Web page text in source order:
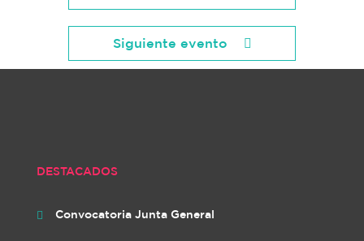
Siguiente evento
DESTACADOS
 Convocatoria Junta General